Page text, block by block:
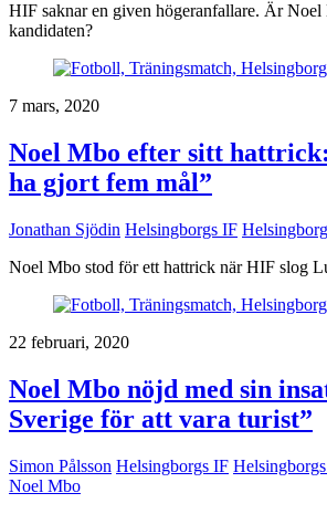
HIF saknar en given högeranfallare. Är Noel
kandidaten?
7 mars, 2020
Noel Mbo efter sitt
ha gjort fem mål”
Jonathan Sjödin Helsingborgs IF
Noel Mbo stod för ett hattrick när HIF slog
22 februari, 2020
Noel Mbo nöjd med sin
Sverige för att vara turist”
Simon Pålsson Helsingborgs IF
Noel Mbo